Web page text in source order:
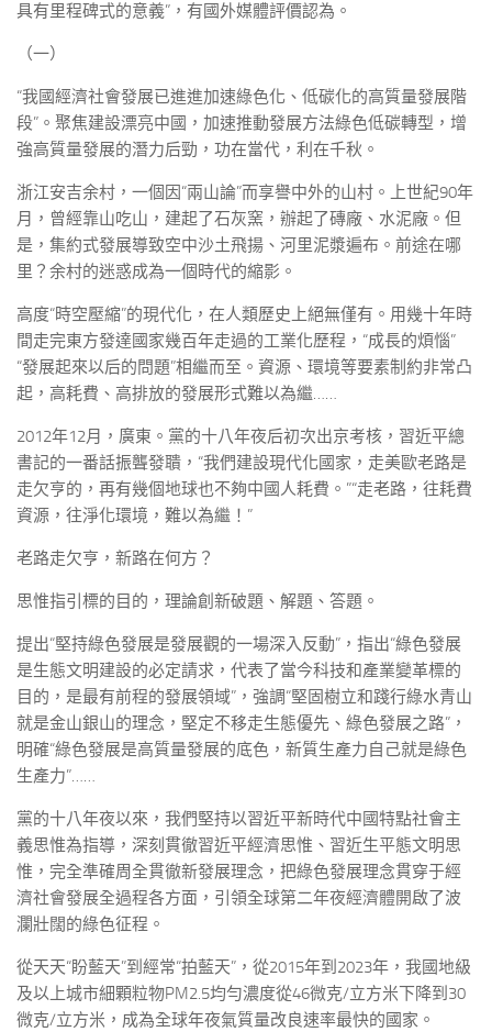
具有里程碑式的意義”，有國外媒體評價認為。
（一）
“我國經濟社會發展已進進加速綠色化、低碳化的高質量發展階
段”。聚焦建設漂亮中國，加速推動發展方法綠色低碳轉型，增
強高質量發展的潛力后勁，功在當代，利在千秋。
浙江安吉余村，一個因“兩山論”而享譽中外的山村。上世紀90年
月，曾經靠山吃山，建起了石灰窯，辦起了磚廠、水泥廠。但
是，集約式發展導致空中沙土飛揚、河里泥漿遍布。前途在哪
里？余村的迷惑成為一個時代的縮影。
高度“時空壓縮”的現代化，在人類歷史上絕無僅有。用幾十年時
間走完東方發達國家幾百年走過的工業化歷程，“成長的煩惱”
“發展起來以后的問題”相繼而至。資源、環境等要素制約非常凸
起，高耗費、高排放的發展形式難以為繼……
2012年12月，廣東。黨的十八年夜后初次出京考核，習近平總
書記的一番話振聾發聵，“我們建設現代化國家，走美歐老路是
走欠亨的，再有幾個地球也不夠中國人耗費。”“走老路，往耗費
資源，往淨化環境，難以為繼！”
老路走欠亨，新路在何方？
思惟指引標的目的，理論創新破題、解題、答題。
提出“堅持綠色發展是發展觀的一場深入反動”，指出“綠色發展
是生態文明建設的必定請求，代表了當今科技和產業變革標的
目的，是最有前程的發展領域”，強調“堅固樹立和踐行綠水青山
就是金山銀山的理念，堅定不移走生態優先、綠色發展之路”，
明確“綠色發展是高質量發展的底色，新質生產力自己就是綠色
生產力”……
黨的十八年夜以來，我們堅持以習近平新時代中國特點社會主
義思惟為指導，深刻貫徹習近平經濟思惟、習近生平態文明思
惟，完全準確周全貫徹新發展理念，把綠色發展理念貫穿于經
濟社會發展全過程各方面，引領全球第二年夜經濟體開啟了波
瀾壯闊的綠色征程。
從天天“盼藍天”到經常“拍藍天”，從2015年到2023年，我國地級
及以上城市細顆粒物PM2.5均勻濃度從46微克/立方米下降到30
微克/立方米，成為全球年夜氣質量改良速率最快的國家。